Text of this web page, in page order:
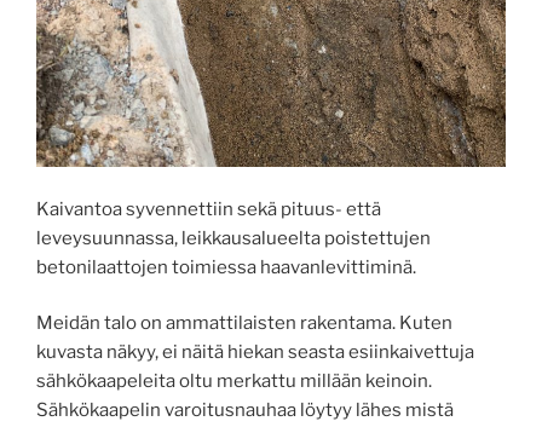
Kaivantoa syvennettiin sekä pituus- että
leveysuunnassa, leikkausalueelta poistettujen
betonilaattojen toimiessa haavanlevittiminä.
Meidän talo on ammattilaisten rakentama. Kuten
kuvasta näkyy, ei näitä hiekan seasta esiinkaivettuja
sähkökaapeleita oltu merkattu millään keinoin.
Sähkökaapelin varoitusnauhaa löytyy lähes mistä